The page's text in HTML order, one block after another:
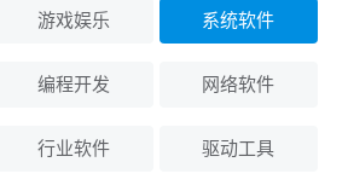
游戏娱乐 系统软件
编程开发 网络软件
行业软件 驱动工具